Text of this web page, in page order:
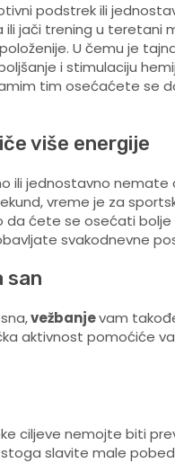
podstrek ili
jači trening u teretani
U čemu je
i stimulaciju
tim osećaćete se
više energije
ili jednostavno
vreme je za
da ćete se osećati
svakodnevne
san
vežbanjevam
aktivnost pomoćiće
ciljeve nemojte biti
slavite male